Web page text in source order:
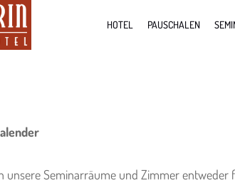
HOTEL PAUSCHALEN
unsere Seminarräume und Zimmer entweder